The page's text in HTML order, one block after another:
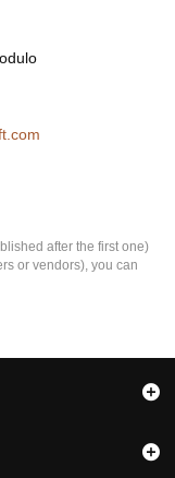
after the first one)
or vendors), you can